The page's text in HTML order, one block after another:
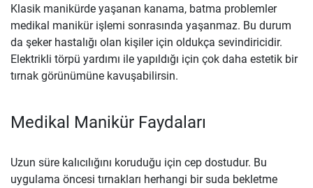
Klasik manikürde yaşanan kanama, batma problemler
medikal manikür işlemi sonrasında yaşanmaz. Bu durum
da şeker hastalığı olan kişiler için oldukça sevindiricidir.
Elektrikli törpü yardımı ile yapıldığı için çok daha estetik bir
tırnak görünümüne kavuşabilirsin.
Medikal Manikür Faydaları
Uzun süre kalıcılığını koruduğu için cep dostudur. Bu
uygulama öncesi tırnakları herhangi bir suda bekletme